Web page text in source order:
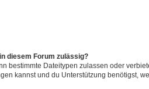
diesem Forum zulässig?
bestimmte Dateitypen zulassen oder
kannst und du Unterstützung benötigst,